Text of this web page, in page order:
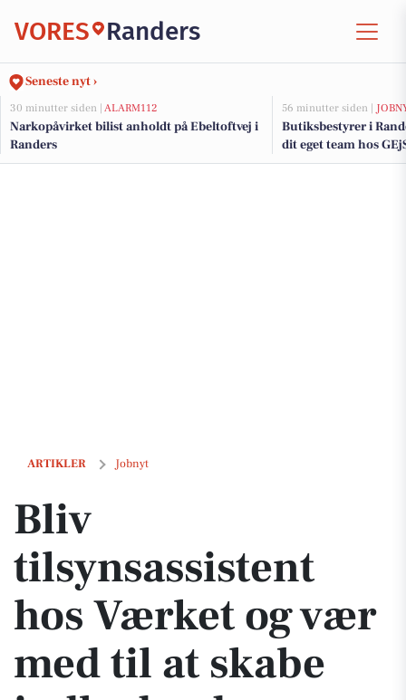
VORES Randers
Seneste nyt ›
30 minutter siden | ALARM112
Narkopåvirket bilist anholdt på Ebeltoftvej i
Randers
56 minutter siden |
Butiksbestyrer i
dit eget team hos
ARTIKLER Jobnyt
Bliv tilsynsassistent hos Værket og vær med til at skabe indbydende
Bliv
tilsynsassistent
hos Værket og vær
med til at skabe